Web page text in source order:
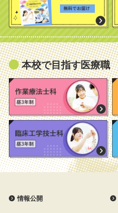
本校で目指す医療職
情報公開